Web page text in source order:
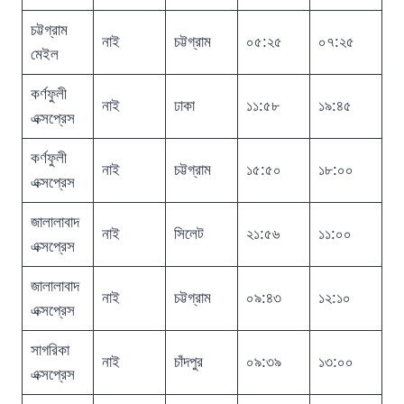
চট্টগ্রাম
মেইল
নাই চট্টগ্রাম ০৫:২৫ ০৭:২৫
কর্ণফুলী
এক্সপ্রেস
নাই ঢাকা ১১:৫৮ ১৯:৪৫
কর্ণফুলী
এক্সপ্রেস
নাই চট্টগ্রাম ১৫:৫০ ১৮:০০
জালালাবাদ
এক্সপ্রেস
নাই সিলেট ২১:৫৬ ১১:০০
জালালাবাদ
এক্সপ্রেস
নাই চট্টগ্রাম ০৯:৪৩ ১২:১০
সাগরিকা
এক্সপ্রেস
নাই চাঁদপুর ০৯:৩৯ ১৩:০০